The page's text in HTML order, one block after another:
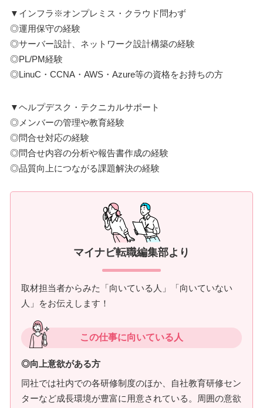
▼インフラ※オンプレミス・クラウド問わず
◎運用保守の経験
◎サーバー設計、ネットワーク設計構築の経験
◎PL/PM経験
◎LinuC・CCNA・AWS・Azure等の資格をお持ちの方
▼ヘルプデスク・テクニカルサポート
◎メンバーの管理や教育経験
◎問合せ対応の経験
◎問合せ内容の分析や報告書作成の経験
◎品質向上につながる課題解決の経験
マイナビ転職編集部より
取材担当者からみた「向いている人」「向いていない
人」をお伝えします！
この仕事に向いている人
◎向上意欲がある方
同社では社内での各研修制度のほか、自社教育研修セン
ターなど成長環境が豊富に用意されている。周囲の意欲